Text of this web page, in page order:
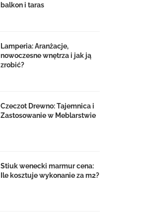
balkon i taras
Lamperia: Aranżacje,
nowoczesne wnętrza i jak ją
zrobić?
Czeczot Drewno: Tajemnica i
Zastosowanie w Meblarstwie
Stiuk wenecki marmur cena:
Ile kosztuje wykonanie za m2?